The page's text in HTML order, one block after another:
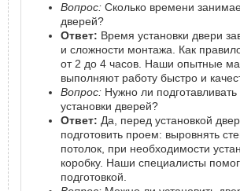
Вопрос: Сколько времени
дверей?
Ответ: Время установки двери
и сложности монтажа. Как
от 2 до 4 часов. Наши опытные
выполняют работу быстро и
Вопрос: Нужно ли
установки дверей?
Ответ: Да, перед установкой
подготовить проем: выровнять
потолок, при необходимости
коробку. Наши специалисты
подготовкой.